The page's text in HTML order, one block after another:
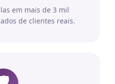
em mais de 3 mil
de clientes reais.